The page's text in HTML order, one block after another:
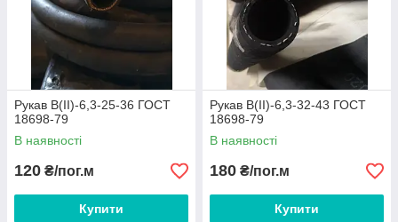
Рукав В(II)-6,3-25-36 ГОСТ
18698-79
В наявності
120 ₴/пог.м
Купити
Рукав В(II)-6,3-32-43 ГОСТ
18698-79
В наявності
180 ₴/пог.м
Купити